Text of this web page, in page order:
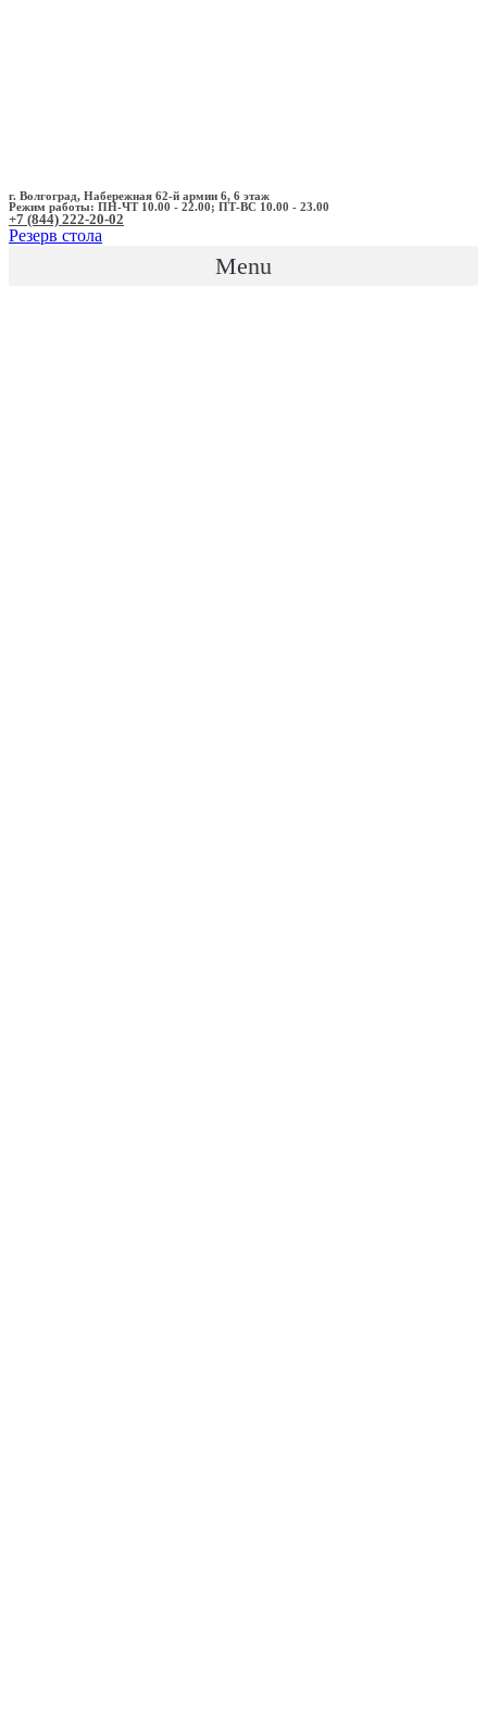
г. Волгоград, Набережная 62-й армии 6, 6 этаж
Режим работы: ПН-ЧТ 10.00 - 22.00; ПТ-ВС 10.00 - 23.00
+7 (844) 222-20-02
Резерв стола
Menu